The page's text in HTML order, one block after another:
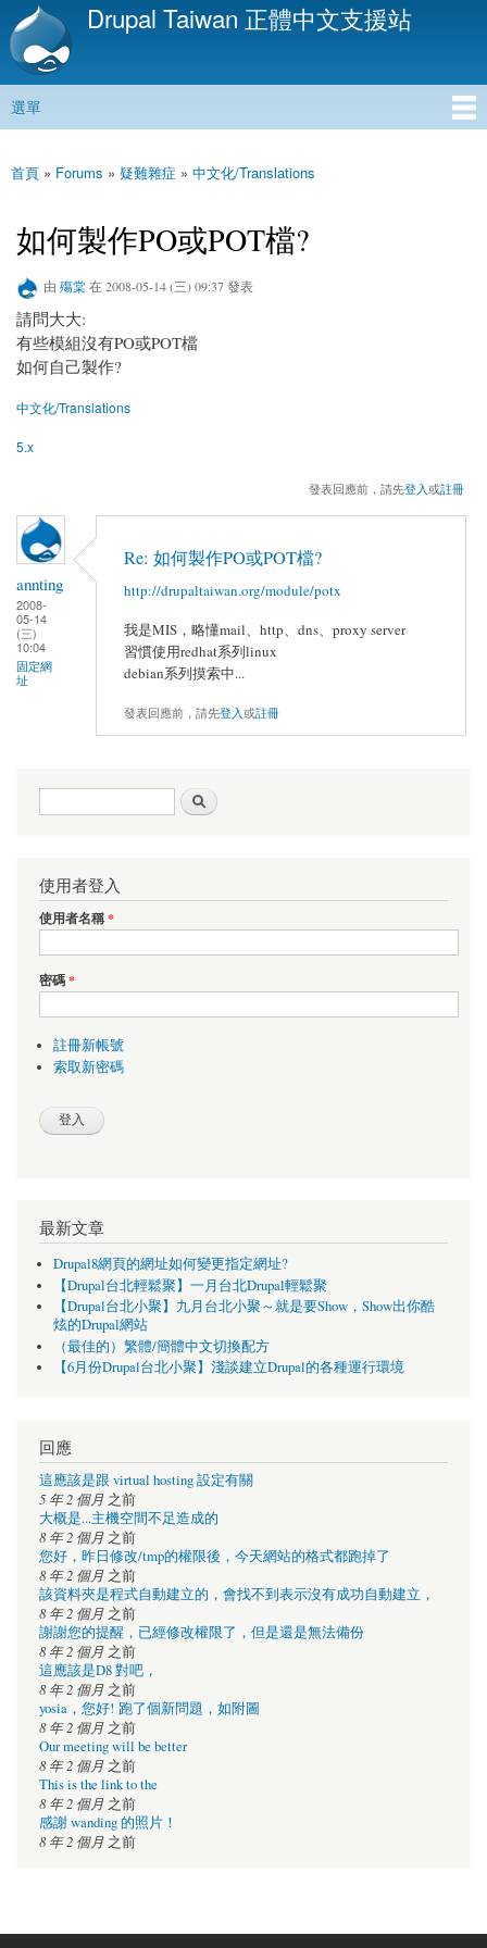
移
內
Drupal Taiwan 正體中文支援站
主選單
選單
您在這裡
首頁 » Forums » 疑難雜症 » 中文化/Translations
如何製作PO或POT檔?
由 殤棠 在 2008-05-14 (三) 09:37 發表
請問大大:
有些模組沒有PO或POT檔
如何自己製作?
中文化/Translations
5.x
發表回應前，請先登入或註冊
annting
2008-
05-14
(三)
10:04
固定網
址
Re: 如何製作PO或POT檔?
http://drupaltaiwan.org/module/potx
我是MIS，略懂mail、http、dns、proxy server
習慣使用redhat系列linux
debian系列摸索中...
發表回應前，請先登入或註冊
搜尋表單
使用者登入
使用者名稱*
密碼*
註冊新帳號
索取新密碼
最新文章
Drupal8網頁的網址如何變更指定網址?
【Drupal台北輕鬆聚】一月台北Drupal輕鬆聚
【Drupal台北小聚】九月台北小聚～就是要Show，Show出你酷
炫的Drupal網站
（最佳的）繁體/簡體中文切換配方
【6月份Drupal台北小聚】淺談建立Drupal的各種運行環境
回應
這應該是跟 virtual hosting 設定有關
5 年 2 個月 之前
大概是...主機空間不足造成的
8 年 2 個月 之前
您好，昨日修改/tmp的權限後，今天網站的格式都跑掉了
8 年 2 個月 之前
該資料夾是程式自動建立的，會找不到表示沒有成功自動建立，
8 年 2 個月 之前
謝謝您的提醒，已經修改權限了，但是還是無法備份
8 年 2 個月 之前
這應該是D8 對吧，
8 年 2 個月 之前
yosia，您好! 跑了個新問題，如附圖
8 年 2 個月 之前
Our meeting will be better
8 年 2 個月 之前
This is the link to the
8 年 2 個月 之前
感謝 wanding 的照片！
8 年 2 個月 之前